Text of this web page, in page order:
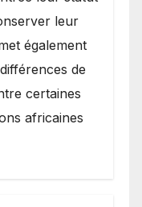
leur
également
de
certaines
africaines